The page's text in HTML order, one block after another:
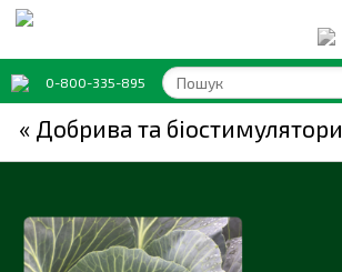
0-800-335-895
« Добрива та біостимулятори